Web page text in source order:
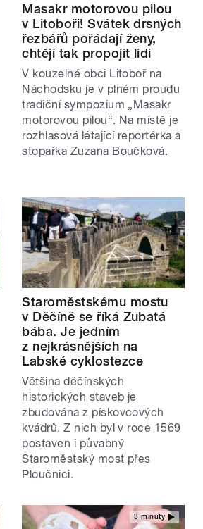
Masakr motorovou pilou
v Litoboři! Svátek drsných
řezbářů pořádají ženy,
chtějí tak propojit lidi
V kouzelné obci Litoboř na
Náchodsku je v plném proudu
tradiční sympozium „Masakr
motorovou pilou“. Na místě je
rozhlasová létající reportérka a
stopařka Zuzana Boučková.
Staroměstskému mostu
v Děčíně se říká Zubatá
bába. Je jedním
z nejkrásnějších na
Labské cyklostezce
Většina děčínských
historických staveb je
zbudována z pískovcových
kvádrů. Z nich byl v roce 1569
postaven i půvabný
Staroměstský most přes
Ploučnici.
3 minuty